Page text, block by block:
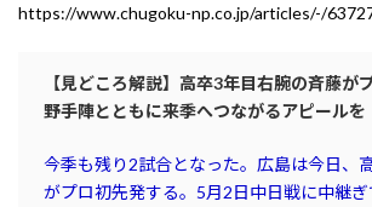
https://www.chugoku-np.co.jp/articles/-/
【見どころ解説】高卒3年目右腕の斉藤
野手陣とともに来季へつながるアピールを
今季も残り2試合となった。広島は今日、
がプロ初先発する。5月2日中日戦に中継